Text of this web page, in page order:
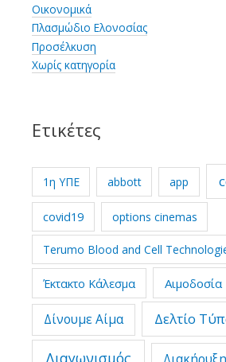
Οικονομικά
Πλασμώδιο Ελονοσίας
Προσέλκυση
Χωρίς κατηγορία
Ετικέτες
1η ΥΠΕ abbott app
covid19 options cinemas
Terumo Blood and Cell
Έκτακτο Κάλεσμα Αιμοδοσία
Δίνουμε Αίμα Δελτίο
Διαγωνισμός